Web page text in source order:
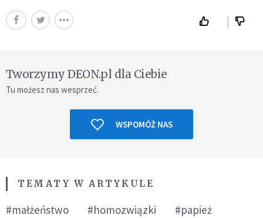
Tworzymy DEON.pl dla Ciebie
Tu możesz nas wesprzeć.
WSPOMÓŻ NAS
TEMATY W ARTYKULE
#małżeństwo #homozwiązki
#papież